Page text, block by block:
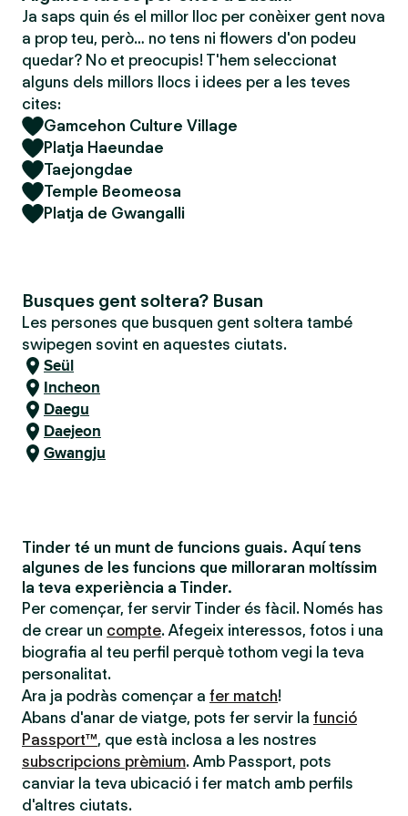
Ja saps quin és el millor lloc per conèixer gent nova
a prop teu, però… no tens ni flowers d'on podeu
quedar? No et preocupis! T'hem seleccionat
alguns dels millors llocs i idees per a les teves
cites:
Gamcehon Culture Village
Platja Haeundae
Taejongdae
Temple Beomeosa
Platja de Gwangalli
Busques gent soltera? Busan
Les persones que busquen gent soltera també
swipegen sovint en aquestes ciutats.
Seül
Incheon
Daegu
Daejeon
Gwangju
Tinder té un munt de funcions guais. Aquí tens
algunes de les funcions que milloraran moltíssim
la teva experiència a Tinder.
Per començar, fer servir Tinder és fàcil. Només has
de crear un compte. Afegeix interessos, fotos i una
biografia al teu perfil perquè tothom vegi la teva
personalitat.
Ara ja podràs començar a fer match!
Abans d'anar de viatge, pots fer servir la funció
Passport™, que està inclosa a les nostres
subscripcions prèmium. Amb Passport, pots
canviar la teva ubicació i fer match amb perfils
d'altres ciutats.